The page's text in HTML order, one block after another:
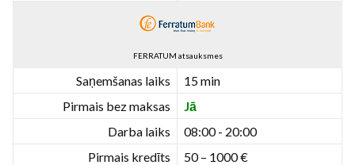
FERRATUM atsauksmes
Saņemšanas laiks
15 min
Pirmais bez maksas
Jā
Darba laiks
08:00 - 20:00
Pirmais kredīts
50 – 1000 €